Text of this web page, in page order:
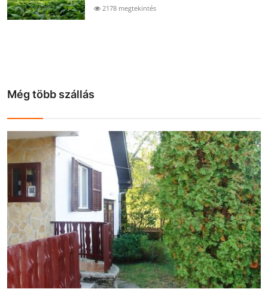
2178 megtekintés
Még több szállás